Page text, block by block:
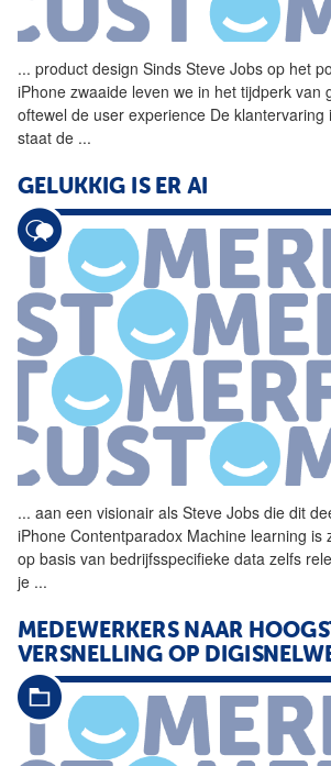
... product design Sinds Steve Jobs op het
iPhone zwaaide leven we in het tijdperk van
oftewel de user experience De
staat de ...
GELUKKIG IS ER AI
... aan een visionair als Steve Jobs die dit
iPhone Contentparadox Machine learning is
op basis van bedrijfsspecifieke data zelfs
je ...
MEDEWERKERS NAAR
VERSNELLING OP